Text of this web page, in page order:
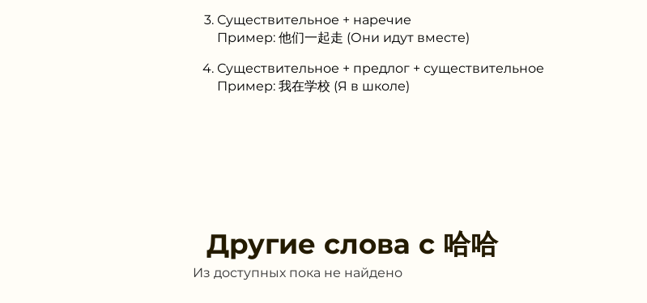
Существительное + наречие
Пример: 他们一起走 (Они идут вместе)
Существительное + предлог + существительное
Пример: 我在学校 (Я в школе)
Другие слова с 哈哈
Из доступных пока не найдено